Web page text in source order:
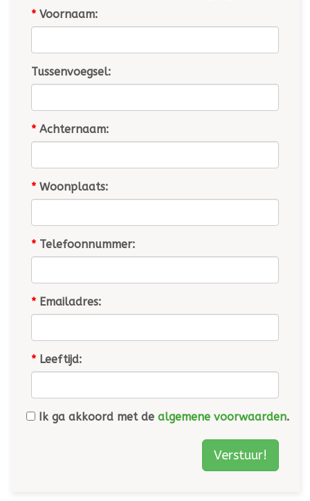
* Voornaam:
Tussenvoegsel:
* Achternaam:
* Woonplaats:
* Telefoonnummer:
* Emailadres:
* Leeftijd:
Ik ga akkoord met de algemene voorwaarden.